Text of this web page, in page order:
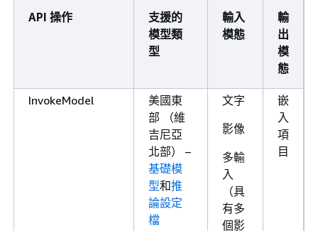
API 操作
支援的
模型類
型
輸入
模態
輸
出
模
態
InvokeModel
美國東
部 （維
吉尼亞
北部） –
基礎模
型和推
論設定
檔
文字
影像
多輸
入
（具
有多
個影
嵌
入
項
目